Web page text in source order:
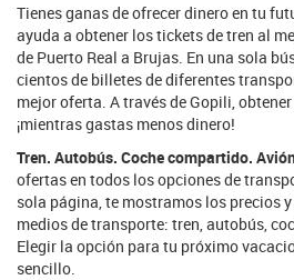
Tienes ganas de ofrecer dinero en tu
ayuda a obtener los tickets de tren al
de Puerto Real a Brujas. En una sola
cientos de billetes de diferentes
mejor oferta. A través de Gopili,
¡mientras gastas menos dinero!
Tren. Autobús. Coche compartido.
ofertas en todos los opciones de
sola página, te mostramos los precios
medios de transporte: tren, autobús,
Elegir la opción para tu próximo
sencillo.